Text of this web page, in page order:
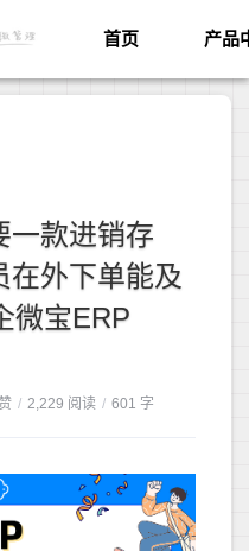
首页 产品
一款进销存
在外下单能及
微宝ERP
/ 2,229 阅读 / 601 字